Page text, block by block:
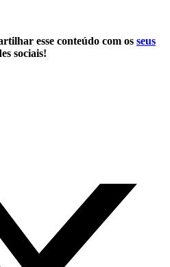
esse conteúdo com os seus
sociais!